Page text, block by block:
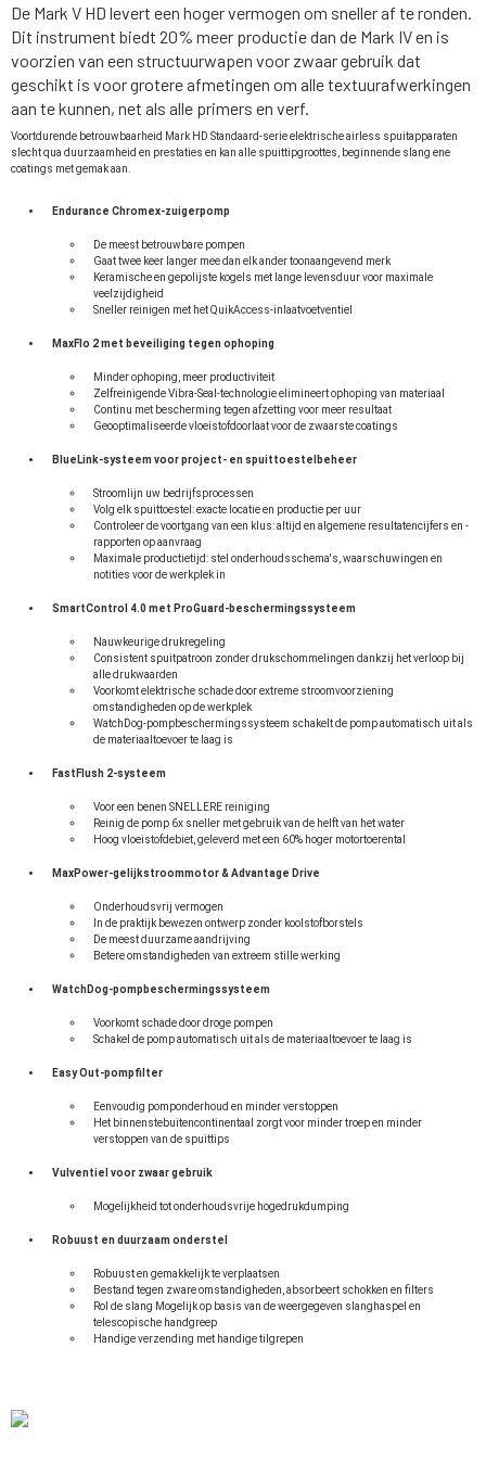
De Mark V HD levert een hoger vermogen om sneller af te ronden.
Dit instrument biedt 20% meer productie dan de Mark IV en is
voorzien van een structuurwapen voor zwaar gebruik dat
geschikt is voor grotere afmetingen om alle textuurafwerkingen
aan te kunnen, net als alle primers en verf.
Voortdurende betrouwbaarheid Mark HD Standaard-serie elektrische airless spuitapparaten
slecht qua duurzaamheid en prestaties en kan alle spuittipgroottes, beginnende slang ene
coatings met gemak aan.
Endurance Chromex-zuigerpomp
De meest betrouwbare pompen
Gaat twee keer langer mee dan elk ander toonaangevend merk
Keramische en gepolijste kogels met lange levensduur voor maximale
veelzijdigheid
Sneller reinigen met het QuikAccess-inlaatvoetventiel
MaxFlo 2 met beveiliging tegen ophoping
Minder ophoping, meer productiviteit
Zelfreinigende Vibra-Seal-technologie elimineert ophoping van materiaal
Continu met bescherming tegen afzetting voor meer resultaat
Geooptimaliseerde vloeistofdoorlaat voor de zwaarste coatings
BlueLink-systeem voor project- en spuittoestelbeheer
Stroomlijn uw bedrijfsprocessen
Volg elk spuittoestel: exacte locatie en productie per uur
Controleer de voortgang van een klus: altijd en algemene resultatencijfers en -
rapporten op aanvraag
Maximale productietijd: stel onderhoudsschema's, waarschuwingen en
notities voor de werkplek in
SmartControl 4.0 met ProGuard-beschermingssysteem
Nauwkeurige drukregeling
Consistent spuitpatroon zonder drukschommelingen dankzij het verloop bij
alle drukwaarden
Voorkomt elektrische schade door extreme stroomvoorziening
omstandigheden op de werkplek
WatchDog-pompbeschermingssysteem schakelt de pomp automatisch uit als
de materiaaltoevoer te laag is
FastFlush 2-systeem
Voor een benen SNELLERE reiniging
Reinig de pomp 6x sneller met gebruik van de helft van het water
Hoog vloeistofdebiet, geleverd met een 60% hoger motortoerental
MaxPower-gelijkstroommotor & Advantage Drive
Onderhoudsvrij vermogen
In de praktijk bewezen ontwerp zonder koolstofborstels
De meest duurzame aandrijving
Betere omstandigheden van extreem stille werking
WatchDog-pompbeschermingssysteem
Voorkomt schade door droge pompen
Schakel de pomp automatisch uit als de materiaaltoevoer te laag is
Easy Out-pompfilter
Eenvoudig pomponderhoud en minder verstoppen
Het binnenstebuitencontinentaal zorgt voor minder troep en minder
verstoppen van de spuittips
Vulventiel voor zwaar gebruik
Mogelijkheid tot onderhoudsvrije hogedrukdumping
Robuust en duurzaam onderstel
Robuust en gemakkelijk te verplaatsen
Bestand tegen zware omstandigheden, absorbeert schokken en filters
Rol de slang Mogelijk op basis van de weergegeven slanghaspel en
telescopische handgreep
Handige verzending met handige tilgrepen